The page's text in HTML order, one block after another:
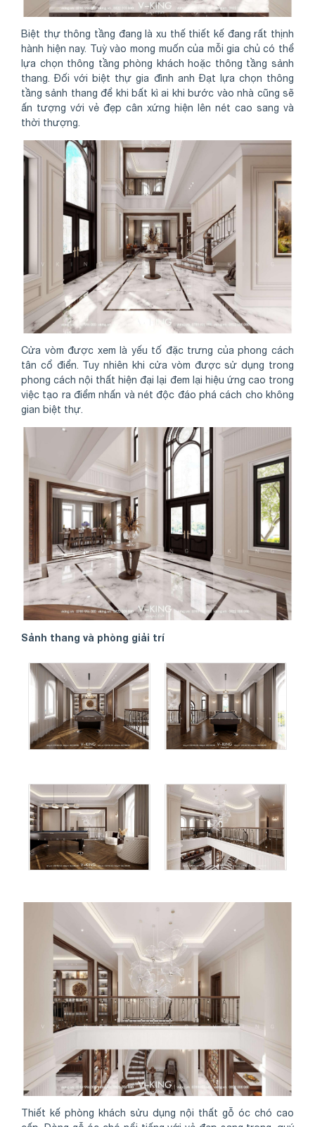
Biệt thự thông tầng đang là xu thế thiết kế đang rất thịnh
hành hiện nay. Tuỳ vào mong muốn của mỗi gia chủ có thể
lựa chọn thông tầng phòng khách hoặc thông tầng sảnh
thang. Đối với biệt thự gia đình anh Đạt lựa chọn thông
tầng sảnh thang để khi bất kì ai khi bước vào nhà cũng sẽ
ấn tượng với vẻ đẹp cân xứng hiện lên nét cao sang và
thời thượng.
Cửa vòm được xem là yếu tố đặc trưng của phong cách
tân cổ điển. Tuy nhiên khi cửa vòm được sử dụng trong
phong cách nội thất hiện đại lại đem lại hiệu ứng cao trong
việc tạo ra điểm nhấn và nét độc đáo phá cách cho không
gian biệt thự.
Sảnh thang và phòng giải trí
Thiết kế phòng khách sửu dụng nội thất gỗ óc chó cao